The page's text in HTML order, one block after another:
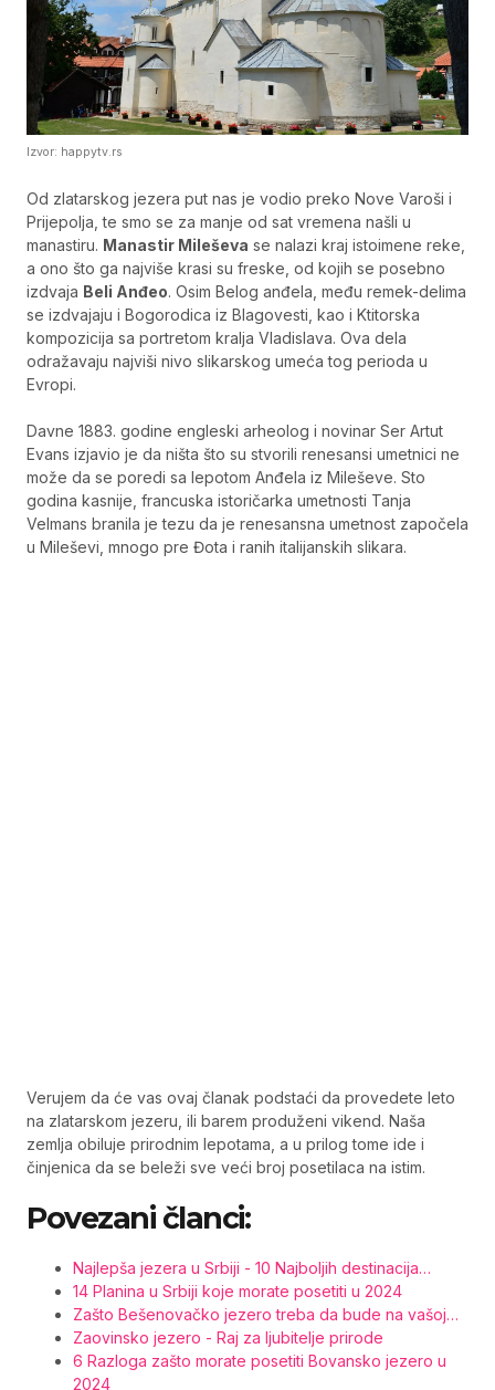
Izvor: happytv.rs
Od zlatarskog jezera put nas je vodio preko Nove Varoši i
Prijepolja, te smo se za manje od sat vremena našli u
manastiru. Manastir Mileševa se nalazi kraj istoimene reke,
a ono što ga najviše krasi su freske, od kojih se posebno
izdvaja Beli Anđeo. Osim Belog anđela, među remek-delima
se izdvajaju i Bogorodica iz Blagovesti, kao i Ktitorska
kompozicija sa portretom kralja Vladislava. Ova dela
odražavaju najviši nivo slikarskog umeća tog perioda u
Evropi.
Davne 1883. godine engleski arheolog i novinar Ser Artut
Evans izjavio je da ništa što su stvorili renesansi umetnici ne
može da se poredi sa lepotom Anđela iz Mileševe. Sto
godina kasnije, francuska istoričarka umetnosti Tanja
Velmans branila je tezu da je renesansna umetnost započela
u Mileševi, mnogo pre Đota i ranih italijanskih slikara.
Verujem da će vas ovaj članak podstaći da provedete leto
na zlatarskom jezeru, ili barem produženi vikend. Naša
zemlja obiluje prirodnim lepotama, a u prilog tome ide i
činjenica da se beleži sve veći broj posetilaca na istim.
Povezani članci:
Najlepša jezera u Srbiji - 10 Najboljih destinacija…
14 Planina u Srbiji koje morate posetiti u 2024
Zašto Bešenovačko jezero treba da bude na vašoj…
Zaovinsko jezero - Raj za ljubitelje prirode
6 Razloga zašto morate posetiti Bovansko jezero u
2024